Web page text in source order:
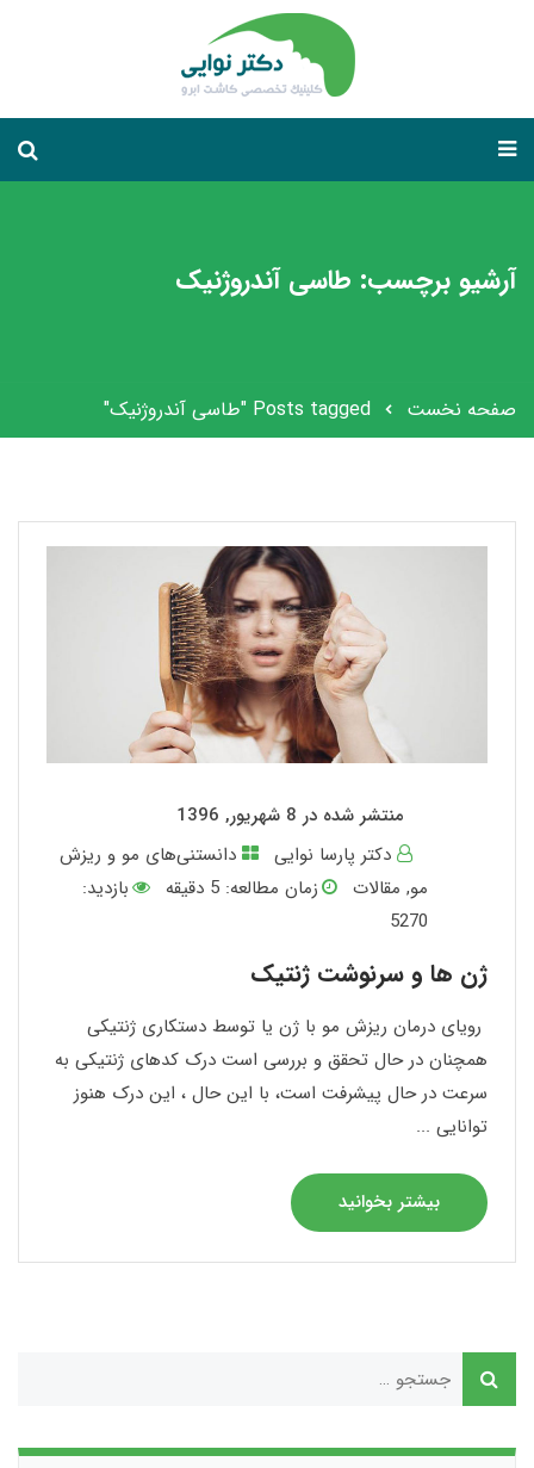
آرشیو برچسب: طاسی آندروژنیک
صفحه نخست Posts tagged "طاسی آندروژنیک"
منتشر شده در 8 شهریور, 1396
دکتر پارسا نوایی
دانستنی‌های مو و ریزش
مو, مقالات زمان مطالعه: 5 دقیقه
بازدید:
5270
ژن ها و سرنوشت ژنتیک
رویای درمان ریزش مو با ژن یا توسط دستکاری ژنتیکی
همچنان در حال تحقق و بررسی است درک کدهای ژنتیکی به
سرعت در حال پیشرفت است، با این حال ، این درک هنوز
توانایی ...
بیشتر بخوانید